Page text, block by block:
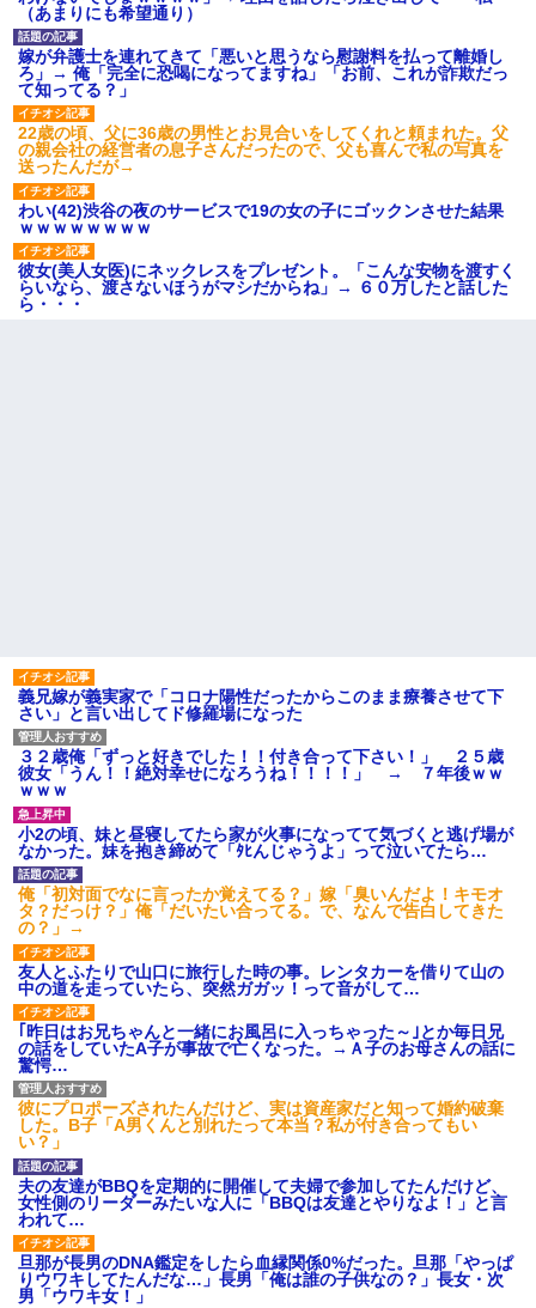
（あまりにも希望通り）
嫁が弁護士を連れてきて「悪いと思うなら慰謝料を払って離婚し
ろ」→ 俺「完全に恐喝になってますね」「お前、これが詐欺だっ
て知ってる？」
22歳の頃、父に36歳の男性とお見合いをしてくれと頼まれた。父
の親会社の経営者の息子さんだったので、父も喜んで私の写真を
送ったんだが→
わい(42)渋谷の夜のサービスで19の女の子にゴックンさせた結果
ｗｗｗｗｗｗｗｗ
彼女(美人女医)にネックレスをプレゼント。「こんな安物を渡すく
らいなら、渡さないほうがマシだからね」→ ６０万したと話した
ら・・・
義兄嫁が義実家で「コロナ陽性だったからこのまま療養させて下
さい」と言い出してド修羅場になった
３２歳俺「ずっと好きでした！！付き合って下さい！」 ２５歳
彼女「うん！！絶対幸せになろうね！！！！」 → ７年後ｗｗ
ｗｗｗ
小2の頃、妹と昼寝してたら家が火事になってて気づくと逃げ場が
なかった。妹を抱き締めて「ﾀﾋんじゃうよ」って泣いてたら…
俺「初対面でなに言ったか覚えてる？」嫁「臭いんだよ！キモオ
タ？だっけ？」俺「だいたい合ってる。で、なんで告白してきた
の？」→
友人とふたりで山口に旅行した時の事。レンタカーを借りて山の
中の道を走っていたら、突然ガガッ！って音がして…
｢昨日はお兄ちゃんと一緒にお風呂に入っちゃった～｣とか毎日兄
の話をしていたA子が事故で亡くなった。→Ａ子のお母さんの話に
驚愕…
彼にプロポーズされたんだけど、実は資産家だと知って婚約破棄
した。B子「A男くんと別れたって本当？私が付き合ってもい
い？」
夫の友達がBBQを定期的に開催して夫婦で参加してたんだけど、
女性側のリーダーみたいな人に「BBQは友達とやりなよ！」と言
われて…
旦那が長男のDNA鑑定をしたら血縁関係0%だった。旦那「やっぱ
りウワキしてたんだな…」長男「俺は誰の子供なの？」長女・次
男「ウワキ女！」